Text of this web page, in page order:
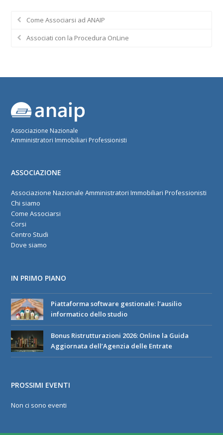
Come Associarsi ad ANAIP
Associati con la Procedura OnLine
Associazione Nazionale
Amministratori Immobiliari Professionisti
ASSOCIAZIONE
Associazione Nazionale Amministratori Immobiliari Professionisti
Chi siamo
Come Associarsi
Corsi
Centro Studi
Dove siamo
IN PRIMO PIANO
Piattaforma software gestionale: l’ausilio
informatico dello studio
Bonus Ristrutturazioni 2026: Online la Guida
Aggiornata dell’Agenzia delle Entrate
PROSSIMI EVENTI
Non ci sono eventi